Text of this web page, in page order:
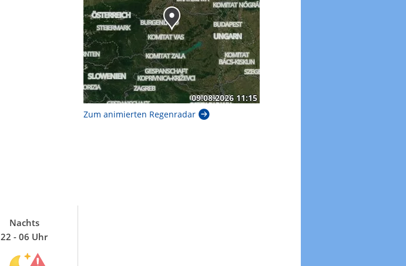
Nachts
22 - 06 Uhr
Zum animierten Regenradar